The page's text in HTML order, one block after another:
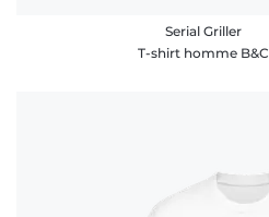
Serial Griller
T-shirt homme B&C